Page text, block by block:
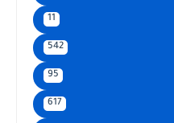
11
542
95
617